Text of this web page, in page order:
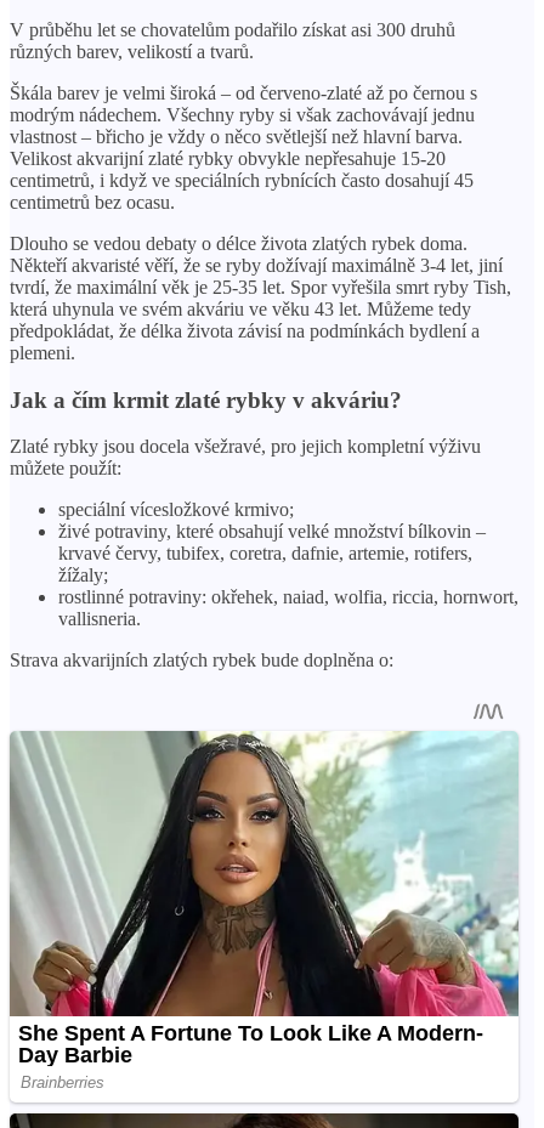
V průběhu let se chovatelům podařilo získat asi 300 druhů
různých barev, velikostí a tvarů.
Škála barev je velmi široká – od červeno-zlaté až po černou s
modrým nádechem. Všechny ryby si však zachovávají jednu
vlastnost – břicho je vždy o něco světlejší než hlavní barva.
Velikost akvarijní zlaté rybky obvykle nepřesahuje 15-20
centimetrů, i když ve speciálních rybnících často dosahují 45
centimetrů bez ocasu.
Dlouho se vedou debaty o délce života zlatých rybek doma.
Někteří akvaristé věří, že se ryby dožívají maximálně 3-4 let, jiní
tvrdí, že maximální věk je 25-35 let. Spor vyřešila smrt ryby Tish,
která uhynula ve svém akváriu ve věku 43 let. Můžeme tedy
předpokládat, že délka života závisí na podmínkách bydlení a
plemeni.
Jak a čím krmit zlaté rybky v akváriu?
Zlaté rybky jsou docela všežravé, pro jejich kompletní výživu
můžete použít:
speciální vícesložkové krmivo;
živé potraviny, které obsahují velké množství bílkovin –
krvavé červy, tubifex, coretra, dafnie, artemie, rotifers,
žížaly;
rostlinné potraviny: okřehek, naiad, wolfia, riccia, hornwort,
vallisneria.
Strava akvarijních zlatých rybek bude doplněna o: